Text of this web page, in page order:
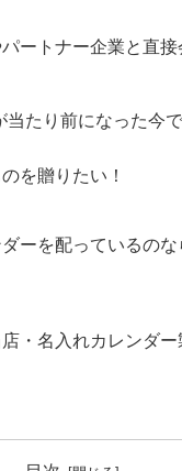
ートナー企業と直
たり前になった今
を贈りたい！
ーを配っているの
・名入れカレンダ